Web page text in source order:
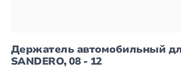
Держатель автомобильный
SANDERO, 08 - 12